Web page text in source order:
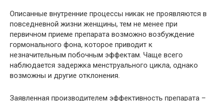
Описанные внутренние процессы никак не проявляются в
повседневной жизни женщины, тем не менее при
первичном приеме препарата возможно возбуждение
гормонального фона, которое приводит к
незначительным побочным эффектам. Чаще всего
наблюдается задержка менструального цикла, однако
возможны и другие отклонения.
Заявленная производителем эффективность препарата –